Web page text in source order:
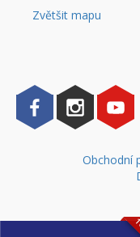
Zvětšit mapu
Obchodní